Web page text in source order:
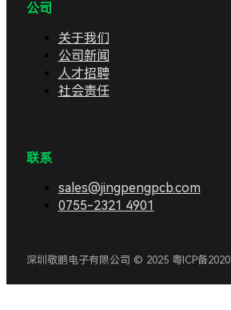
公司
关于我们
公司新闻
人才招聘
社会责任
联系
sales@jingpengpcb.com
0755-2321 4901
深圳敬鹏电子有限公司 © 2025 粤ICP备